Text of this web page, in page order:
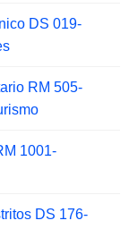
DS 019-
RM 505-
1001-
DS 176-